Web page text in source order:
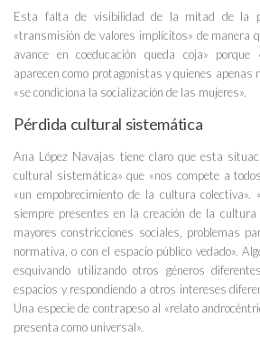
Esta falta de visibilidad de la mitad de la
«transmisión de valores implícitos» de manera
avance en coeducación queda coja» porque
aparecen como protagonistas y quienes apenas
«se condiciona la socialización de las mujeres».
Pérdida cultural sistemática
Ana López Navajas tiene claro que esta
cultural sistemática» que «nos compete a
«un empobrecimiento de la cultura
siempre presentes en la creación de la
mayores constricciones sociales, problemas
normativa, o con el espacio público vedado».
esquivando utilizando otros géneros
espacios y respondiendo a otros intereses
Una especie de contrapeso al «relato
presenta como universal».